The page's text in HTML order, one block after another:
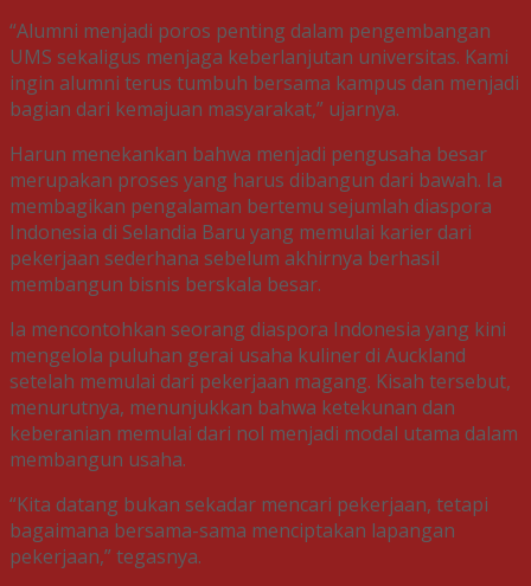
“Alumni menjadi poros penting dalam pengembangan
UMS sekaligus menjaga keberlanjutan universitas. Kami
ingin alumni terus tumbuh bersama kampus dan menjadi
bagian dari kemajuan masyarakat,” ujarnya.
Harun menekankan bahwa menjadi pengusaha besar
merupakan proses yang harus dibangun dari bawah. Ia
membagikan pengalaman bertemu sejumlah diaspora
Indonesia di Selandia Baru yang memulai karier dari
pekerjaan sederhana sebelum akhirnya berhasil
membangun bisnis berskala besar.
Ia mencontohkan seorang diaspora Indonesia yang kini
mengelola puluhan gerai usaha kuliner di Auckland
setelah memulai dari pekerjaan magang. Kisah tersebut,
menurutnya, menunjukkan bahwa ketekunan dan
keberanian memulai dari nol menjadi modal utama dalam
membangun usaha.
“Kita datang bukan sekadar mencari pekerjaan, tetapi
bagaimana bersama-sama menciptakan lapangan
pekerjaan,” tegasnya.